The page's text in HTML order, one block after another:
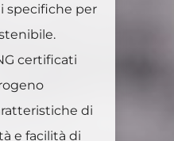
specifiche per
certificati
di
e facilità di